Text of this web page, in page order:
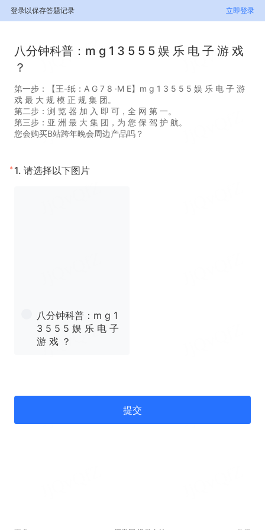
登录以保存答题记录 立即登录
八分钟科普：m g 1 3 5 5 5 娱 乐 电 子 游 戏
？
第一步：【王-纸：A G 7 8 ·M E】m g 1 3 5 5 5 娱 乐 电 子 游
戏 最 大 规 模 正 规 集 团。
第二步：浏 览 器 加 入 即 可，全 网 第 一。
第三步：亚 洲 最 大 集 团，为 您 保 驾 护 航。
您会购买B站跨年晚会周边产品吗？
* 1. 请选择以下图片
八分钟科普：m g 1
3 5 5 5 娱 乐 电 子
游 戏 ？
提交